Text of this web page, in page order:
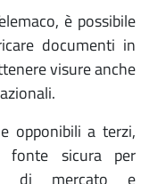
Gestisci
è possibile
documenti in
visure anche
opponibili a terzi,
fonte sicura per
di mercato e